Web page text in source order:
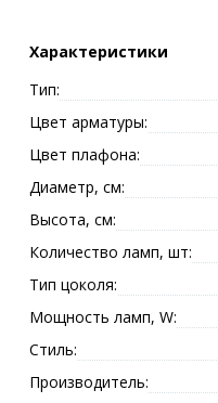
Характеристики
Тип:
Цвет арматуры:
Цвет плафона:
Диаметр, см:
Высота, см:
Количество ламп, шт:
Тип цоколя:
Мощность ламп, W:
Стиль:
Производитель: